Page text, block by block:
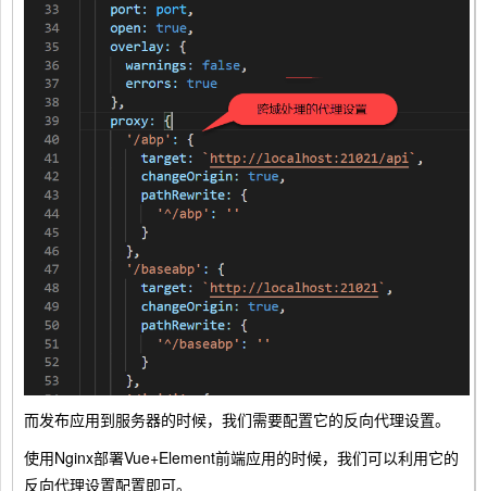
而发布应用到服务器的时候，我们需要配置它的反向代理设置。
使用Nginx部署Vue+Element前端应用的时候，我们可以利用它的
反向代理设置配置即可。